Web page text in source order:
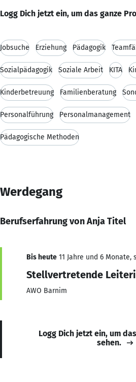
Logg Dich jetzt ein, um das ganze
Jobsuche Erziehung Pädagogik
Sozialpädagogik Soziale Arbeit KITA
Kinderbetreuung Familienberatung
Personalführung Personalmanagement
Pädagogische Methoden
Werdegang
Berufserfahrung von Anja Titel
Bis heute 11 Jahre und 6 Monate,
Stellvertretende
AWO Barnim
Logg Dich jetzt ein, um
sehen.